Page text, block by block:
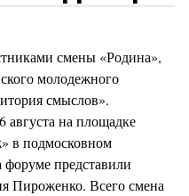
смены «Родина»,
молодежного
смыслов».
августа на площадке
в подмосковном
представили
Пироженко. Всего смена